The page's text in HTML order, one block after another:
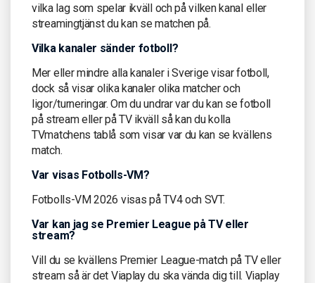
vilka lag som spelar ikväll och på vilken kanal eller
streamingtjänst du kan se matchen på.
Vilka kanaler sänder fotboll?
Mer eller mindre alla kanaler i Sverige visar fotboll,
dock så visar olika kanaler olika matcher och
ligor/turneringar. Om du undrar var du kan se fotboll
på stream eller på TV ikväll så kan du kolla
TVmatchens tablå som visar var du kan se kvällens
match.
Var visas Fotbolls-VM?
Fotbolls-VM 2026 visas på TV4 och SVT.
Var kan jag se Premier League på TV eller
stream?
Vill du se kvällens Premier League-match på TV eller
stream så är det Viaplay du ska vända dig till. Viaplay